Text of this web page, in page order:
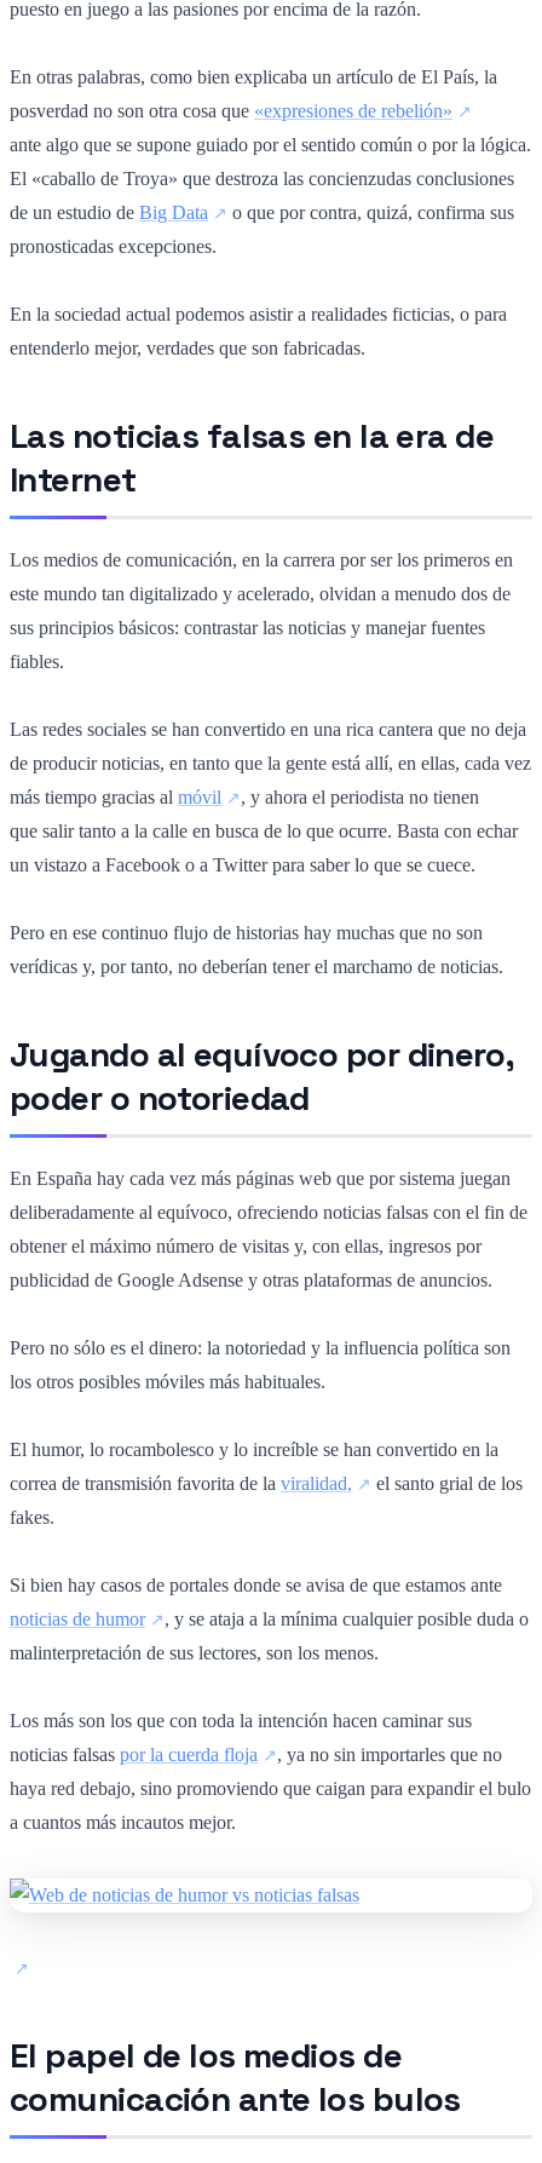
puesto en juego a las pasiones por encima de la razón.
En otras palabras, como bien explicaba un artículo de El País, la
posverdad no son otra cosa que «expresiones de rebelión»
ante algo que se supone guiado por el sentido común o por la lógica.
El «caballo de Troya» que destroza las concienzudas conclusiones
de un estudio de Big Data
o que por contra, quizá, confirma sus
pronosticadas excepciones.
En la sociedad actual podemos asistir a realidades ficticias, o para
entenderlo mejor, verdades que son fabricadas.
Las noticias falsas en la era de
Internet
Los medios de comunicación, en la carrera por ser los primeros en
este mundo tan digitalizado y acelerado, olvidan a menudo dos de
sus principios básicos: contrastar las noticias y manejar fuentes
fiables.
Las redes sociales se han convertido en una rica cantera que no deja
de producir noticias, en tanto que la gente está allí, en ellas, cada vez
más tiempo gracias al móvil
, y ahora el periodista no tienen
que salir tanto a la calle en busca de lo que ocurre. Basta con echar
un vistazo a Facebook o a Twitter para saber lo que se cuece.
Pero en ese continuo flujo de historias hay muchas que no son
verídicas y, por tanto, no deberían tener el marchamo de noticias.
Jugando al equívoco por dinero,
poder o notoriedad
En España hay cada vez más páginas web que por sistema juegan
deliberadamente al equívoco, ofreciendo noticias falsas con el fin de
obtener el máximo número de visitas y, con ellas, ingresos por
publicidad de Google Adsense y otras plataformas de anuncios.
Pero no sólo es el dinero: la notoriedad y la influencia política son
los otros posibles móviles más habituales.
El humor, lo rocambolesco y lo increíble se han convertido en la
correa de transmisión favorita de la viralidad,
el santo grial de los
fakes.
Si bien hay casos de portales donde se avisa de que estamos ante
noticias de humor
, y se ataja a la mínima cualquier posible duda o
malinterpretación de sus lectores, son los menos.
Los más son los que con toda la intención hacen caminar sus
noticias falsas por la cuerda floja
, ya no sin importarles que no
haya red debajo, sino promoviendo que caigan para expandir el bulo
a cuantos más incautos mejor.
El papel de los medios de
comunicación ante los bulos